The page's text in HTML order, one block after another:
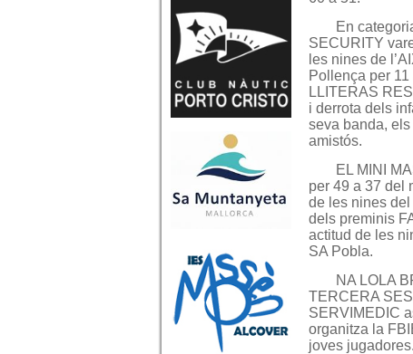
En
SECURITY
les nines de
Pollença per
LLITERAS
i derrota dels
seva banda,
amistós.
EL MINI
per 49 a 37 del
de les nines
dels preminis
actitud de les
SA Pobla.
NA LOLA
TERCERA
SERVIMEDIC
organitza la
joves jugadores.